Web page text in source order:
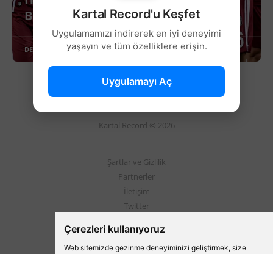
Çerezleri kullanıyoruz
Web sitemizde gezinme deneyiminizi geliştirmek, size
Beşiktaş
DEVAMINI OKU
Kartal Record © 2026
Şartlar ve Gizlilik
Partnerler
İletişim
Twitter
Kartal Record'u Keşfet
Uygulamamızı indirerek en iyi deneyimi
yaşayın ve tüm özelliklere erişin.
Uygulamayı Aç